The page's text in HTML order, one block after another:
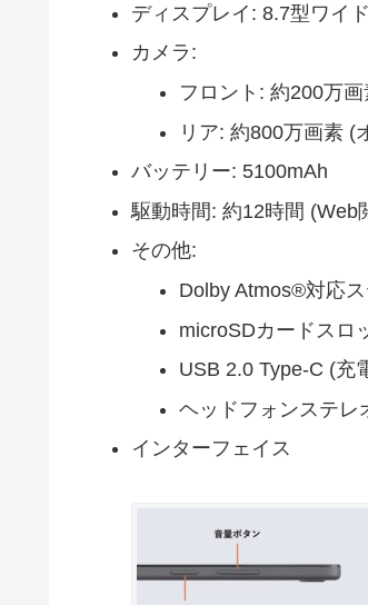
ディスプレイ: 8.7型ワイ
カメラ:
フロント: 約200万
リア: 約800万画素 (
バッテリー: 5100mAh
駆動時間: 約12時間 (Web
その他:
Dolby Atmos®対応
microSDカードスロ
USB 2.0 Type-C (充
ヘッドフォンステレ
インターフェイス